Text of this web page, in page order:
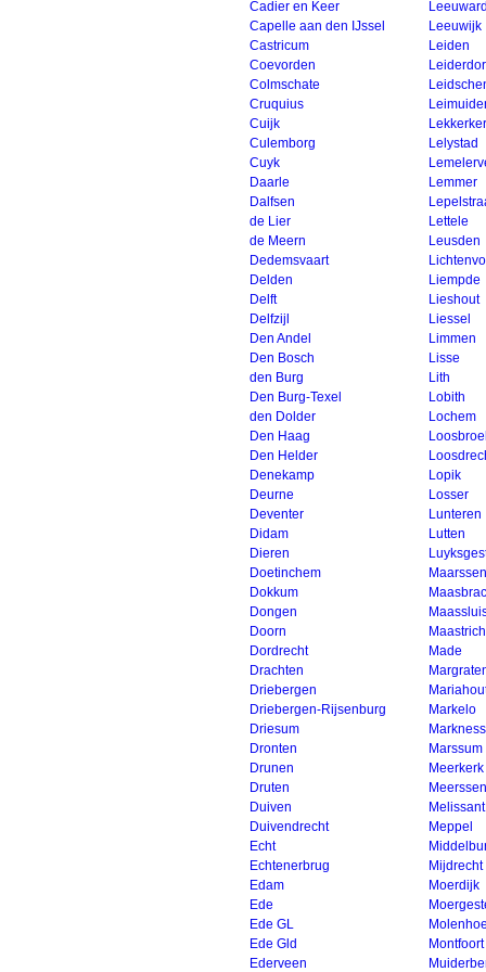
Cadier en Keer
Capelle aan den IJssel
Castricum
Coevorden
Colmschate
Cruquius
Cuijk
Culemborg
Cuyk
Daarle
Dalfsen
de Lier
de Meern
Dedemsvaart
Delden
Delft
Delfzijl
Den Andel
Den Bosch
den Burg
Den Burg-Texel
den Dolder
Den Haag
Den Helder
Denekamp
Deurne
Deventer
Didam
Dieren
Doetinchem
Dokkum
Dongen
Doorn
Dordrecht
Drachten
Driebergen
Driebergen-Rijsenburg
Driesum
Dronten
Drunen
Druten
Duiven
Duivendrecht
Echt
Echtenerbrug
Edam
Ede
Ede GL
Ede Gld
Ederveen
Leeuwijk
Leiden
Lelystad
Lemmer
Lettele
Leusden
Liempde
Lieshout
Liessel
Limmen
Lisse
Lith
Lobith
Lochem
Lopik
Losser
Lunteren
Lutten
Maarssen
Made
Markelo
Marssum
Meerkerk
Meerssen
Melissant
Meppel
Mijdrecht
Moerdijk
Montfoort